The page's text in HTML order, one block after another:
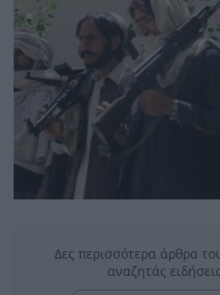
Δες περισσότερα άρθρα
αναζητάς